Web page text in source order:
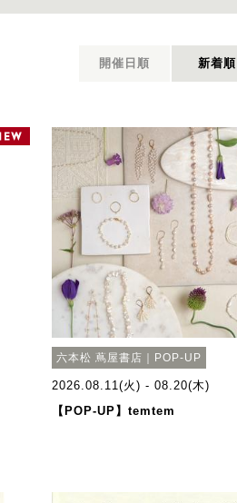
開催日順 新着順
六本松 蔦屋書店｜POP-UP
2026.08.11(火) - 08.20(木)
【POP-UP】temtem